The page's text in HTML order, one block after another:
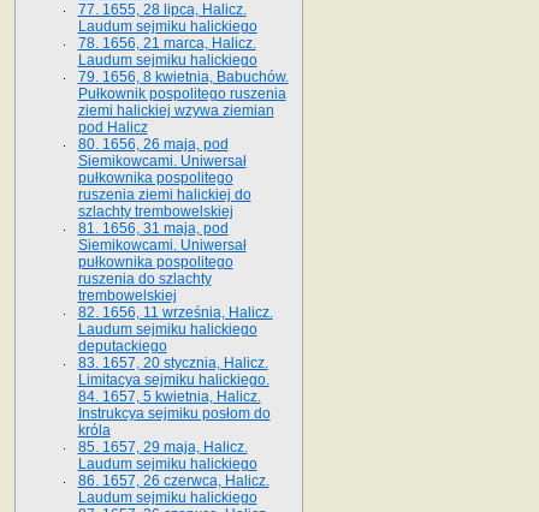
77. 1655, 28 lipca, Halicz.
Laudum sejmiku halickiego
78. 1656, 21 marca, Halicz.
Laudum sejmiku halickiego
79. 1656, 8 kwietnia, Babuchów.
Pułkownik pospolitego ruszenia
ziemi halickiej wzywa ziemian
pod Halicz
80. 1656, 26 maja, pod
Siemikowcami. Uniwersał
pułkownika pospolitego
ruszenia ziemi halickiej do
szlachty trembowelskiej
81. 1656, 31 maja, pod
Siemikowcami. Uniwersał
pułkownika pospolitego
ruszenia do szlachty
trembowelskiej
82. 1656, 11 września, Halicz.
Laudum sejmiku halickiego
deputackiego
83. 1657, 20 stycznia, Halicz.
Limitacya sejmiku halickiego.
84. 1657, 5 kwietnia, Halicz.
Instrukcya sejmiku posłom do
króla
85. 1657, 29 maja, Halicz.
Laudum sejmiku halickiego
86. 1657, 26 czerwca, Halicz.
Laudum sejmiku halickiego